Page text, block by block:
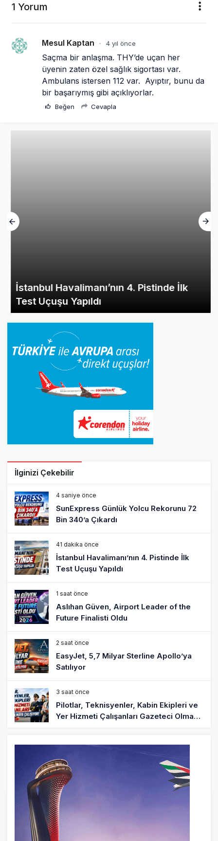
1 Yorum
Mesul Kaptan • 4 yıl önce
Saçma bir anlaşma. THY’de uçan her
üyenin zaten özel sağlık sigortası var.
Ambulans istersen 112 var.  Ayıptır, bunu da
bir başarıymış gibi açıklıyorlar.
Beğen Cevapla
İstanbul Havalimanı’nın 4. Pistinde İlk
Test Uçuşu Yapıldı
İlginizi Çekebilir
4 saniye önce
SunExpress Günlük Yolcu Rekorunu 72
Bin 340’a Çıkardı
41 dakika önce
İstanbul Havalimanı’nın 4. Pistinde İlk
Test Uçuşu Yapıldı
1 saat önce
Aslıhan Güven, Airport Leader of the
Future Finalisti Oldu
2 saat önce
EasyJet, 5,7 Milyar Sterline Apollo’ya
Satılıyor
3 saat önce
Pilotlar, Teknisyenler, Kabin Ekipleri ve
Yer Hizmeti Çalışanları Gazeteci Olmaya
BookingAgora’dan Dubai’ye iki FAM Trip
8 saat önce
AJet Uçuşlarıyla Rus Turist İçin Yeni
Türkiye Rotası
9 saat önce